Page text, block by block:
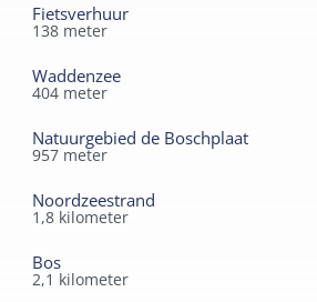
Fietsverhuur
138 meter
Waddenzee
404 meter
Natuurgebied de Boschplaat
957 meter
Noordzeestrand
1,8 kilometer
Bos
2,1 kilometer